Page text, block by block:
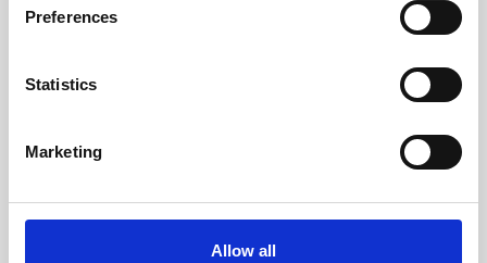
Preferences
Statistics
Marketing
Allow all
BEZPIECZNIE
ZAPAKOWANE
Każda pojedyncza część jest